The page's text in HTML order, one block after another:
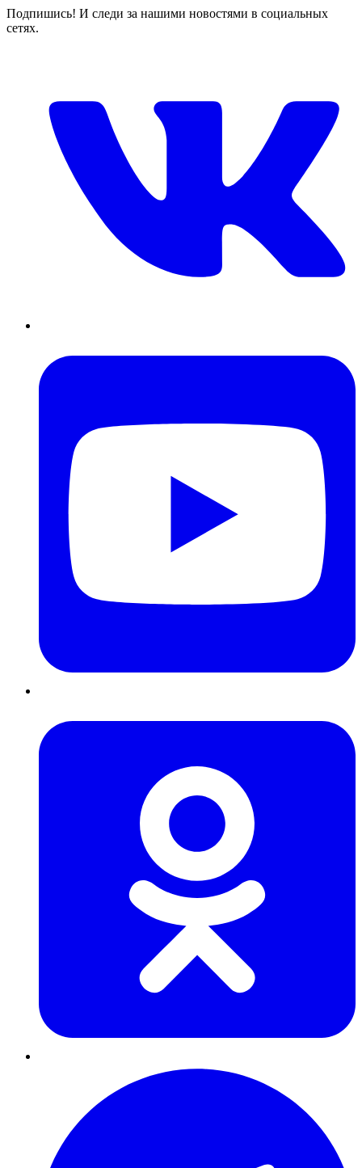
Подпишись! И следи за нашими новостями в социальных
сетях.